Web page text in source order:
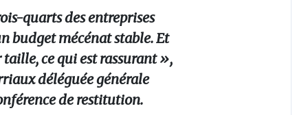
quarts des entreprises
budget mécénat stable. Et
ce qui est rassurant »,
déléguée générale
de restitution.